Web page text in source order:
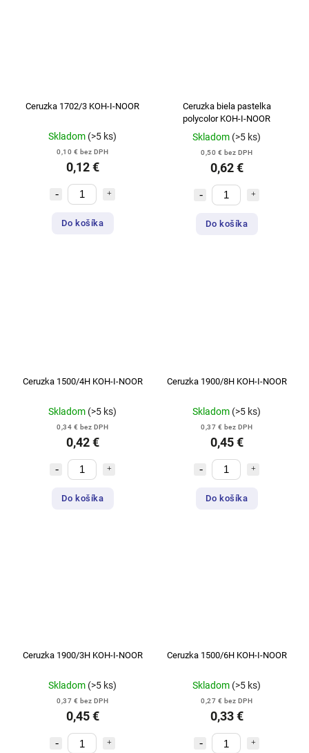
Ceruzka 1702/3 KOH-I-NOOR
Skladom (>5 ks)
0,10 € bez DPH
0,12 €
Do košíka
Ceruzka biela pastelka
polycolor KOH-I-NOOR
Skladom (>5 ks)
0,50 € bez DPH
0,62 €
Do košíka
Ceruzka 1500/4H KOH-I-NOOR
Skladom (>5 ks)
0,34 € bez DPH
0,42 €
Do košíka
Ceruzka 1900/8H KOH-I-NOOR
Skladom (>5 ks)
0,37 € bez DPH
0,45 €
Do košíka
Ceruzka 1900/3H KOH-I-NOOR
Skladom (>5 ks)
0,37 € bez DPH
0,45 €
Ceruzka 1500/6H KOH-I-NOOR
Skladom (>5 ks)
0,27 € bez DPH
0,33 €